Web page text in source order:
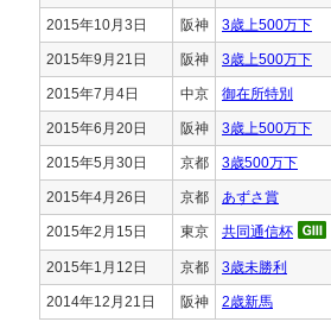
2015年10月3日 阪神 3歳上500万下
2015年9月21日 阪神 3歳上500万下
2015年7月4日 中京 御在所特別
2015年6月20日 阪神 3歳上500万下
2015年5月30日 京都 3歳500万下
2015年4月26日 京都 あずさ賞
2015年2月15日 東京 共同通信杯
2015年1月12日 京都 3歳未勝利
2014年12月21日 阪神 2歳新馬